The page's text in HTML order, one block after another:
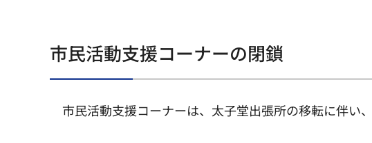
市民活動支援コーナーの閉鎖
市民活動支援コーナーは、太子堂出張所の移転に伴い